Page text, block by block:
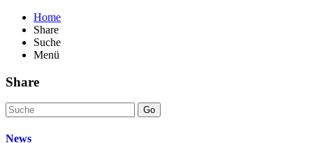
Home
Share
Suche
Menü
Share
Go
News